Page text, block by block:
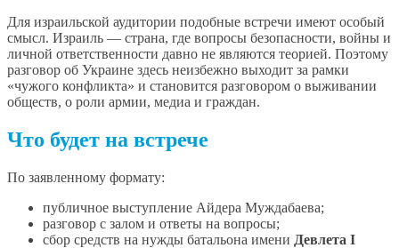
Для израильской аудитории подобные встречи имеют особый
смысл. Израиль — страна, где вопросы безопасности, войны и
личной ответственности давно не являются теорией. Поэтому
разговор об Украине здесь неизбежно выходит за рамки
«чужого конфликта» и становится разговором о выживании
обществ, о роли армии, медиа и граждан.
Что будет на встрече
По заявленному формату:
публичное выступление Айдера Муждабаева;
разговор с залом и ответы на вопросы;
сбор средств на нужды батальона имени Девлета I